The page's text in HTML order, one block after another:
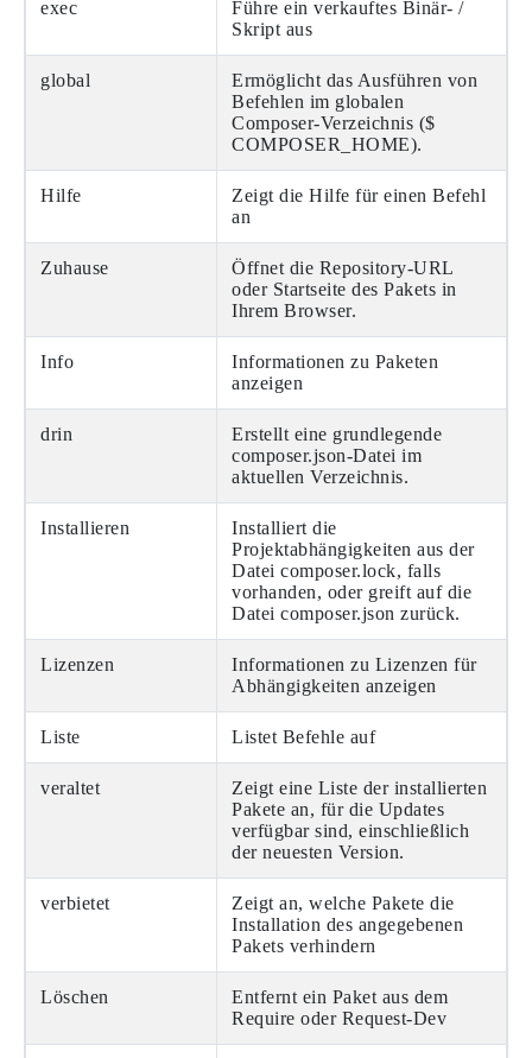
exec
Führe ein verkauftes Binär- /
Skript aus
global
Ermöglicht das Ausführen von
Befehlen im globalen
Composer-Verzeichnis ($
COMPOSER_HOME).
Hilfe
Zeigt die Hilfe für einen Befehl
an
Zuhause
Öffnet die Repository-URL
oder Startseite des Pakets in
Ihrem Browser.
Info
Informationen zu Paketen
anzeigen
drin
Erstellt eine grundlegende
composer.json-Datei im
aktuellen Verzeichnis.
Installieren
Installiert die
Projektabhängigkeiten aus der
Datei composer.lock, falls
vorhanden, oder greift auf die
Datei composer.json zurück.
Lizenzen
Informationen zu Lizenzen für
Abhängigkeiten anzeigen
Liste Listet Befehle auf
veraltet
Zeigt eine Liste der installierten
Pakete an, für die Updates
verfügbar sind, einschließlich
der neuesten Version.
verbietet
Zeigt an, welche Pakete die
Installation des angegebenen
Pakets verhindern
Löschen
Entfernt ein Paket aus dem
Require oder Request-Dev